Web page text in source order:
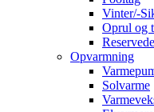
Vinter/-
Oprul og
Opvarmning
Solvarme